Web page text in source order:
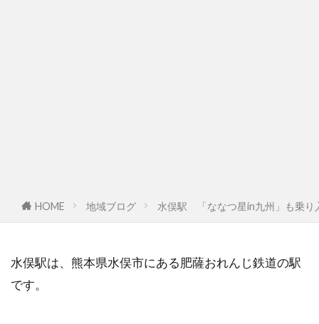
HOME 地域ブログ 水俣駅 「ななつ星in九州」も乗り
水俣駅は、熊本県水俣市にある肥薩おれんじ鉄道の駅
です。